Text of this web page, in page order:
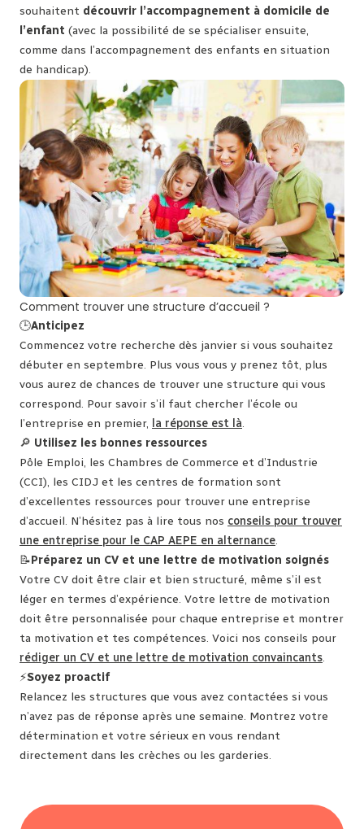
souhaitent découvrir l’accompagnement à domicile de
l’enfant (avec la possibilité de se spécialiser ensuite,
comme dans l’accompagnement des enfants en situation
de handicap).
Comment trouver une structure d’accueil ?
🕒Anticipez
Commencez votre recherche dès janvier si vous souhaitez
débuter en septembre. Plus vous vous y prenez tôt, plus
vous aurez de chances de trouver une structure qui vous
correspond. Pour savoir s’il faut chercher l’école ou
l’entreprise en premier, la réponse est là.
🔎 Utilisez les bonnes ressources
Pôle Emploi, les Chambres de Commerce et d’Industrie
(CCI), les CIDJ et les centres de formation sont
d’excellentes ressources pour trouver une entreprise
d’accueil. N’hésitez pas à lire tous nos conseils pour trouver
une entreprise pour le CAP AEPE en alternance.
📝Préparez un CV et une lettre de motivation soignés
Votre CV doit être clair et bien structuré, même s’il est
léger en termes d’expérience. Votre lettre de motivation
doit être personnalisée pour chaque entreprise et montrer
ta motivation et tes compétences. Voici nos conseils pour
rédiger un CV et une lettre de motivation convaincants.
⚡Soyez proactif
Relancez les structures que vous avez contactées si vous
n’avez pas de réponse après une semaine. Montrez votre
détermination et votre sérieux en vous rendant
directement dans les crèches ou les garderies.